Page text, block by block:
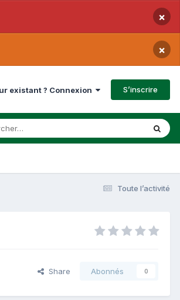
×
×
existant ? Connexion S’inscrire
Toute l’activité
Share Abonnés 0